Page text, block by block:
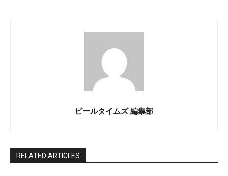
ビールタイムズ 編集部
RELATED ARTICLES